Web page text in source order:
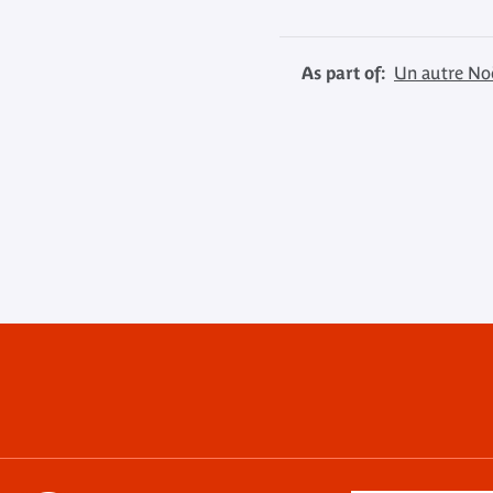
As part of: Un autre